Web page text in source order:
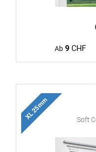
Ab 9CHF
Soft
XL 25 mm